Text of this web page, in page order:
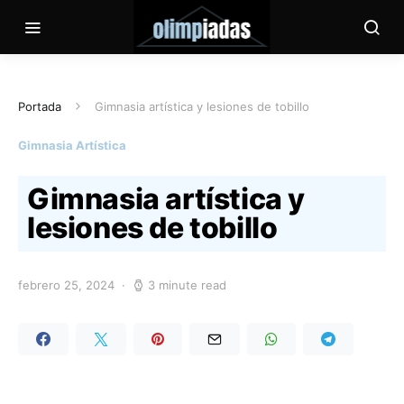
Portada Gimnasia artística y lesiones de tobillo
Gimnasia Artística
Gimnasia artística y
lesiones de tobillo
febrero 25, 2024 3 minute read